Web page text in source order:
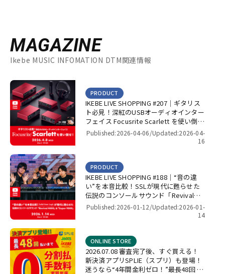
MAGAZINE
Ikebe MUSIC INFOMATION DTM関連情報
IKEBE LIVE SHOPPING #207｜ギタリス
ト必見！深紅のUSBオーディオインター
フェイス Focusrite Scarlett を使い倒
せ！【presented by パワーレック】
PRODUCT
Published:2026-04-06/Updated:2026-04-
16
IKEBE LIVE SHOPPING #188｜“音の違
い”を本音比較！SSLが現代に甦らせた
伝説のコンソールサウンド「Revival
4000」＆「Super 9000」【presented
PRODUCT
Published:2026-01-12/Updated:2026-01-
14
2026.07.08 審査完了後、すぐ買える！
新決済アプリSPLIE（スプリ）も登場！
迷うなら“4年間金利ゼロ！”最長48回 無
ONLINE STORE